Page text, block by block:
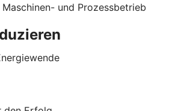
und Prozessbetrieb